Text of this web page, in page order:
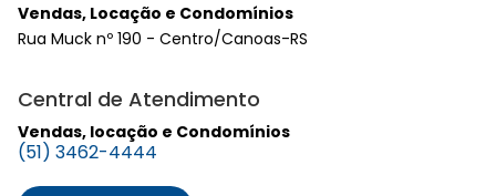
Vendas, Locação e Condomínios
Rua Muck nº 190 - Centro/Canoas-RS
Central de Atendimento
Vendas, locação e Condomínios
(51) 3462-4444